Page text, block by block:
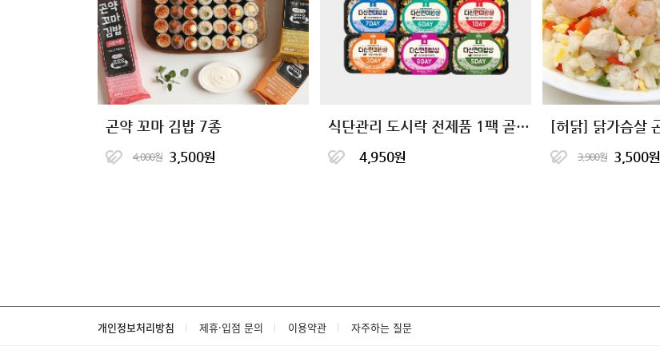
곤약 꼬마 김밥 7종
4,000원 3,500원
식단관리 도시락 전제품 1팩 골라담기
4,950원 3,900원 3,500원
개인정보처리방침 제휴·입점 문의 이용약관 자주하는 질문